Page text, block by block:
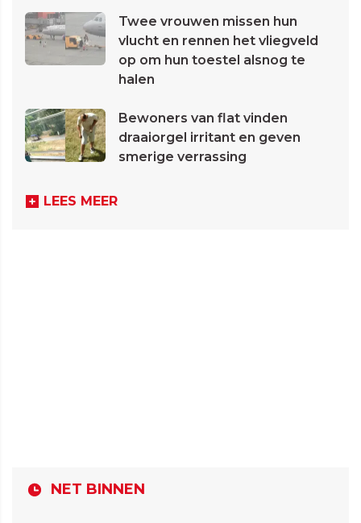
Twee vrouwen missen hun
vlucht en rennen het vliegveld
op om hun toestel alsnog te
halen
Bewoners van flat vinden
draaiorgel irritant en geven
smerige verrassing
LEES MEER
NET BINNEN